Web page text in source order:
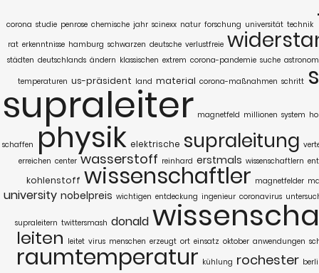
corona studie penrose chemische jahr scinexx natur forschung universität technik
rat erkenntnisse hamburg schwarzen deutsche verlustfreie
städten deutschlands ändern klassischen extrem corona-pandemie suche
temperaturen us-präsident land material corona-maßnahmen schritt
supraleiter magnetfeld millionen system
schaffen physik elektrische supraleitung
erreichen center wasserstoff reinhard erstmals wissenschaftlern
kohlenstoff wissenschaftler magnetfelder
university nobelpreis wichtigen entdeckung ingenieur coronavirus
supraleitern twittersmash donald
leiten leitet virus menschen erzeugt ort einsatz oktober anwendungen
raumtemperatur kühlung rochester